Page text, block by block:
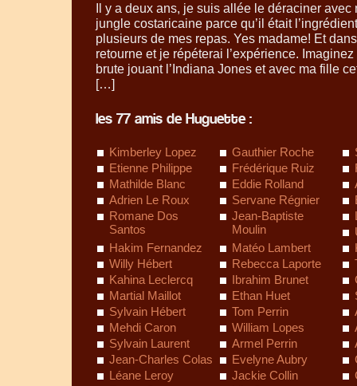
Il y a deux ans, je suis allée le déraciner
jungle costaricaine parce qu’il était
plusieurs de mes repas. Yes madame! Et
retourne et je répéterai l’expérience.
brute jouant l’Indiana Jones et avec ma fille
[…]
les 77 amis de Huguette :
Kimberley Lopez Gauthier Roche
Etienne Philippe
Frédérique Ruiz
Mathilde Blanc
Eddie Rolland
Adrien Le Roux
Servane Régnier
Romane Dos
Santos
Jean-Baptiste
Moulin
Hakim Fernandez
Matéo Lambert
Willy Hébert
Rebecca Laporte
Kahina Leclercq
Ibrahim Brunet
Martial Maillot
Ethan Huet
Sylvain Hébert
Tom Perrin
Mehdi Caron
William Lopes
Sylvain Laurent
Armel Perrin
Jean-Charles Colas
Evelyne Aubry
Léane Leroy
Jackie Collin